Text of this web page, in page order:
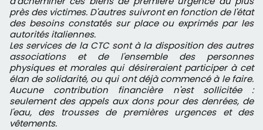
près des victimes. D'autres suivront en fonction de l'état
des besoins constatés sur place ou exprimés par les
autorités italiennes.
Les services de la CTC sont à la disposition des autres
associations et de l'ensemble des personnes
physiques et morales qui désireraient participer à cet
élan de solidarité, ou qui ont déjà commencé à le faire.
Aucune contribution financière n'est sollicitée :
seulement des appels aux dons pour des denrées, de
l'eau, des trousses de premières urgences et des
vêtements.